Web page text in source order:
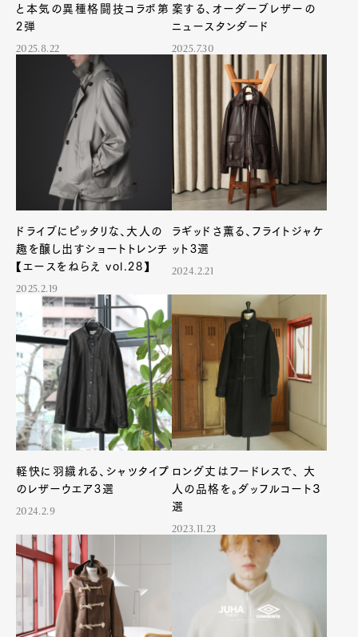
と本気の異種格闘技コラボ第
2弾
2025.8.22
案する、オーダーブレザーの
ニュースタンダード
2025.7.30
ドライブにピッタリな、大人の
趣を醸し出すショートトレンチ
【エースをねらえ vol.28】
2025.2.19
ラギッドさ薫る、フライトジャケ
ット3選
2024.2.21
軽快に羽織れる、シャツタイプ
のレザーウエア3選
2024.2.9
ロング丈はフードレスで、 大
人の品格を。ダッフルコート３
選
2023.11.23